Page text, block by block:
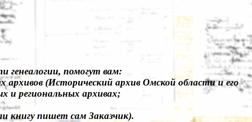
генеалогии, помогут вам:
(Исторический архив Омской области и его
и региональных архивах;
книгу пишет сам Заказчик).